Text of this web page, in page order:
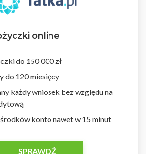
online
do 150 000 zł
do 120 miesięcy
każdy wniosek bez względu na
środków konto nawet w 15 minut
SPRAWDŹ